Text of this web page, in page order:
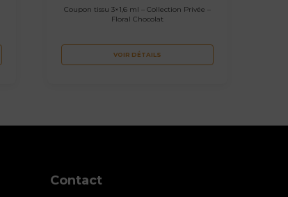
Coupon tissu 3×1,6 ml – Collection Privée –
Floral Chocolat
VOIR DÉTAILS
Contact